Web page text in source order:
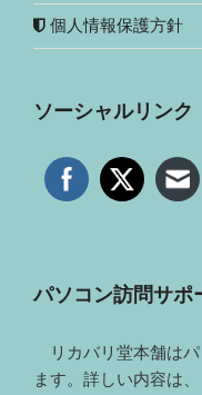
個人情報保護方針
ソーシャルリンク
パソコン訪問サポ
リカバリ堂本舗はパ
ます。詳しい内容は